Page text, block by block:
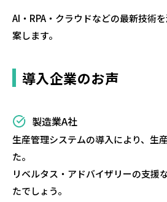
AI・RPA・クラウドなどの最新技術
案します。
導入企業のお声
製造業A社
生産管理システムの導入により、生
た。
リベルタス・アドバイザリーの支援
たでしょう。